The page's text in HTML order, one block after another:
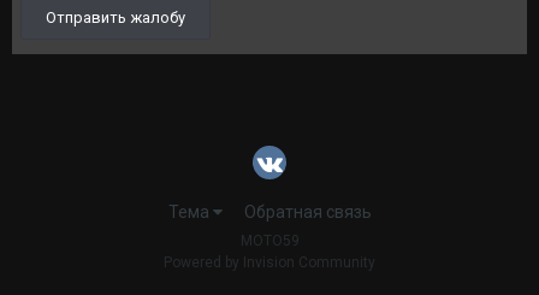
Отправить жалобу
Тема Обратная связь
MOTO59
Powered by Invision Community